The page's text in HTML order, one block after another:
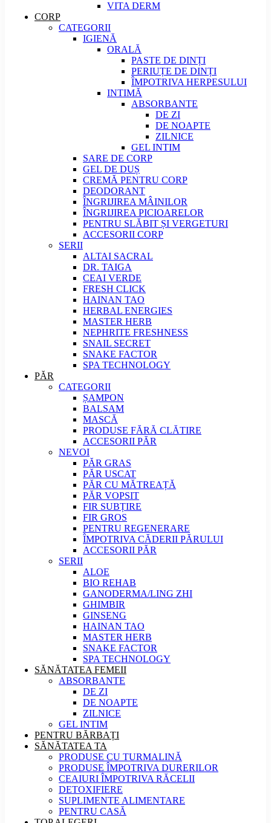
VITA DERM
CORP
CATEGORII
IGIENĂ
ORALĂ
PASTE DE DINȚI
PERIUȚE DE DINȚI
ÎMPOTRIVA HERPESULUI
INTIMĂ
ABSORBANTE
DE ZI
DE NOAPTE
ZILNICE
GEL INTIM
SARE DE CORP
GEL DE DUȘ
CREMĂ PENTRU CORP
DEODORANT
ÎNGRIJIREA MÂINILOR
ÎNGRIJIREA PICIOARELOR
PENTRU SLĂBIT ȘI VERGETURI
ACCESORII CORP
SERII
ALTAI SACRAL
DR. TAIGA
CEAI VERDE
FRESH CLICK
HAINAN TAO
HERBAL ENERGIES
MASTER HERB
NEPHRITE FRESHNESS
SNAIL SECRET
SNAKE FACTOR
SPA TECHNOLOGY
PĂR
CATEGORII
ȘAMPON
BALSAM
MASCĂ
PRODUSE FĂRĂ CLĂTIRE
ACCESORII PĂR
NEVOI
PĂR GRAS
PĂR USCAT
PĂR CU MĂTREAȚĂ
PĂR VOPSIT
FIR SUBȚIRE
FIR GROS
PENTRU REGENERARE
ÎMPOTRIVA CĂDERII PĂRULUI
ACCESORII PĂR
SERII
ALOE
BIO REHAB
GANODERMA/LING ZHI
GHIMBIR
GINSENG
HAINAN TAO
MASTER HERB
SNAKE FACTOR
SPA TECHNOLOGY
SĂNĂTATEA FEMEII
ABSORBANTE
DE ZI
DE NOAPTE
ZILNICE
GEL INTIM
PENTRU BĂRBAȚI
SĂNĂTATEA TA
PRODUSE CU TURMALINĂ
PRODUSE ÎMPOTRIVA DURERILOR
CEAIURI ÎMPOTRIVA RĂCELII
DETOXIFIERE
SUPLIMENTE ALIMENTARE
PENTRU CASĂ